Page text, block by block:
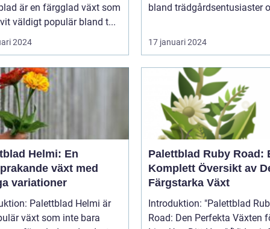
är en färgglad växt som
väldigt populär bland t...
2024
bland trädgårdsentusiaster
17 januari 2024
Helmi: En
växt med
variationer
Palettblad Helmi är
växt som inte bara
Palettblad Ruby Road:
Komplett Översikt av
Färgstarka Växt
Introduktion: "Palettblad Ruby
Road: Den Perfekta Växten